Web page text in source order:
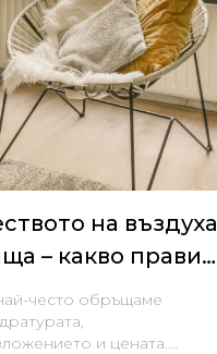
на въздуха
– какво прави
често обръщаме
и цената….